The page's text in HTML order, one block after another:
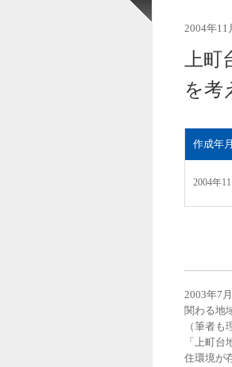
2004年11
上
を考
作成年
2004年
2003年7
関わる地
（筆者
「上町
住環境が